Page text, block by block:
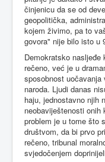
činjenicu da se od
geopolitička,
kojem živimo, pa to
govora" nije bilo isto u
Demokratsko
rečeno, već je u
sposobnost
naroda. Ljudi danas
haju, jednostavno njih
neobaviještenosti
problem je u tome što
društvom, da bi prvo
rečeno, tribunal
svjedočenjem